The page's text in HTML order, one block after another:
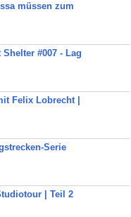
müssen zum
Shelter #007 - Lag
Felix Lobrecht |
Serie
| Teil 2